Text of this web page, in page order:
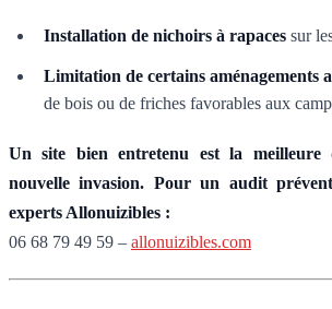
Installation de nichoirs à rapaces sur
Limitation de certains aménagements
de bois ou de friches favorables aux
Un site bien entretenu est la meilleure
nouvelle invasion. Pour un audit
experts Allonuizibles :
06 68 79 49 59 – allonuizibles.com